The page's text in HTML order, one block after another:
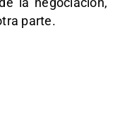
parte.